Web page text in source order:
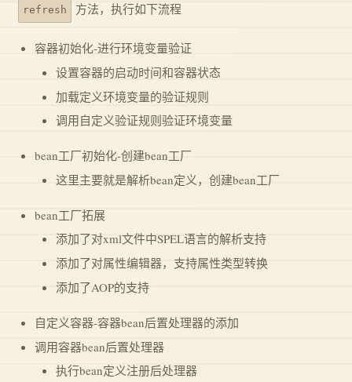
refresh 方法，执行如下流程
容器初始化-进行环境变量验证
设置容器的启动时间和容器状态
加载定义环境变量的验证规则
调用自定义验证规则验证环境变量
bean工厂初始化-创建bean工厂
这里主要就是解析bean定义，创建bean工厂
bean工厂拓展
添加了对xml文件中SPEL语言的解析支持
添加了对属性编辑器，支持属性类型转换
添加了AOP的支持
自定义容器-容器bean后置处理器的添加
调用容器bean后置处理器
执行bean定义注册后处理器